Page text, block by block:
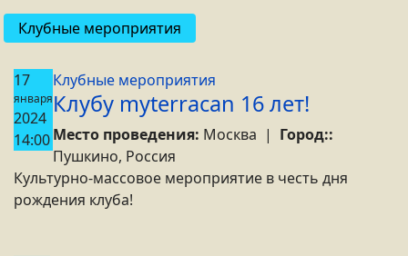
Клубные мероприятия
17
января
2024
14:00
Клубные мероприятия
Клубу myterracan 16 лет!
Место проведения: Москва | Город::
Пушкино, Россия
Культурно-массовое мероприятие в честь дня
рождения клуба!